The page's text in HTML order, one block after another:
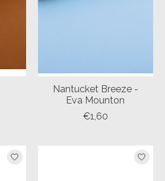
Nantucket Breeze -
Eva Mounton
€1,60